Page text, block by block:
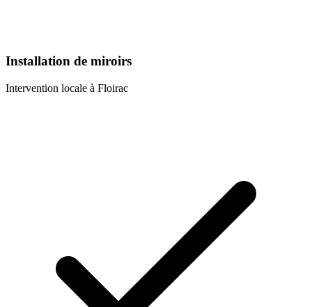
Installation de miroirs
Intervention locale à Floirac